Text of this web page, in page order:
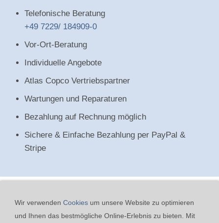
Telefonische Beratung
+49 7229/ 184909-0
Vor-Ort-Beratung
Individuelle Angebote
Atlas Copco Vertriebspartner
Wartungen und Reparaturen
Bezahlung auf Rechnung möglich
Sichere & Einfache Bezahlung per PayPal &
Stripe
Wir verwenden Cookies um unsere Website zu optimieren
und Ihnen das bestmögliche Online-Erlebnis zu bieten. Mit